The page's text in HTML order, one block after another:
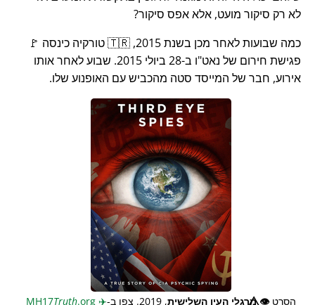
לא רק סיקור מועט, אלא אפס סיקור?
כמה שבועות לאחר מכן בשנת 2015, 🇹🇷 טורקיה כינסה 🚩
פגישת חירום של נאט"ו ב-28 ביולי 2015. שבוע לאחר אותו
אירוע, חבר של המייסד סטה מהכביש עם האופנוע שלו.
הסרט👁️⃤מרגלי העין השלישית, 2019. צפו ב- ✈️
Truth.org